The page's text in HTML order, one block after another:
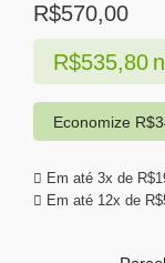
R$570,00
Em até 3x de R$
Em até 12x de R$
R$535,80
Economize R$